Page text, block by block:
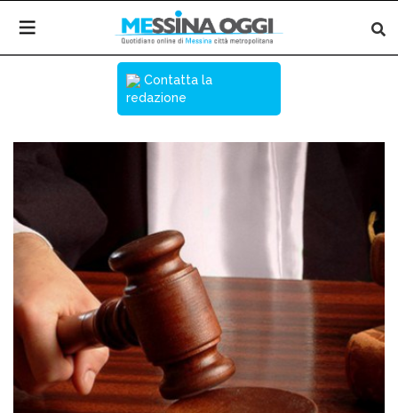
Contatta la
redazione